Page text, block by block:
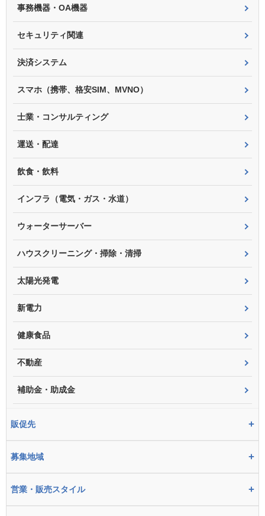
事務機器・OA機器
セキュリティ関連
決済システム
スマホ（携帯、格安SIM、MVNO）
士業・コンサルティング
運送・配達
飲食・飲料
インフラ（電気・ガス・水道）
ウォーターサーバー
ハウスクリーニング・掃除・清掃
太陽光発電
新電力
健康食品
不動産
補助金・助成金
販促先 +
募集地域 +
営業・販売スタイル +